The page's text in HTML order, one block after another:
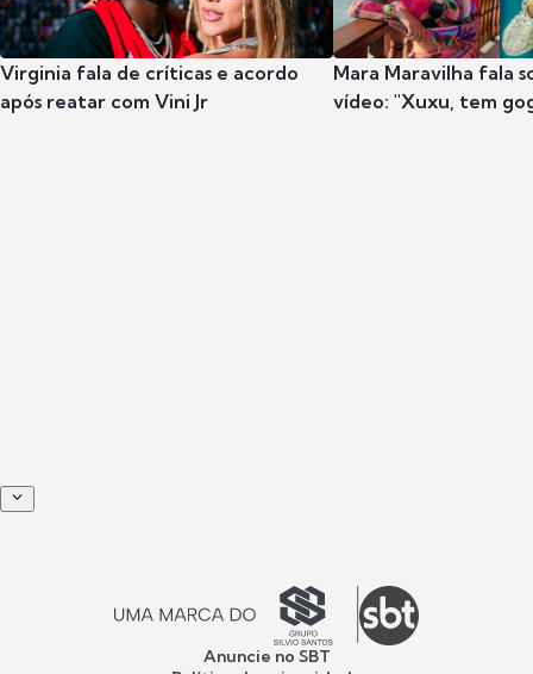
Virginia fala de críticas e acordo
após reatar com Vini Jr
Mara Maravilha fala
vídeo: "Xuxu, tem
Anuncie no SBT